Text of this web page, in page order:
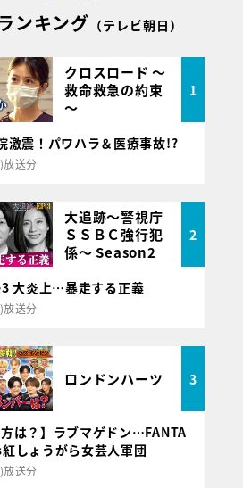
ンキング （テレビ朝日）
クロスロード ～
救命救急の約束
～
1
震！パワハラ＆医療事故!?
送分
大追跡～警視庁
ＳＳＢＣ強行犯
係～ Season2
2
大炎上…暴走する正義
送分
ロンドンハーツ 3
方は？】ラブマゲドン…FANTA
しょうがら女芸人軍団
送分